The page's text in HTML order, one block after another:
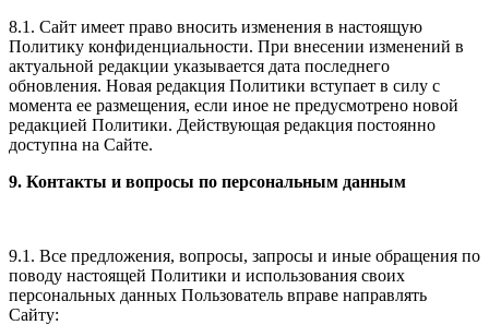
8.1. Сайт имеет право вносить изменения в настоящую
Политику конфиденциальности. При внесении изменений в
актуальной редакции указывается дата последнего
обновления. Новая редакция Политики вступает в силу с
момента ее размещения, если иное не предусмотрено новой
редакцией Политики. Действующая редакция постоянно
доступна на Сайте.
9. Контакты и вопросы по персональным данным
9.1. Все предложения, вопросы, запросы и иные обращения по
поводу настоящей Политики и использования своих
персональных данных Пользователь вправе направлять
Сайту: